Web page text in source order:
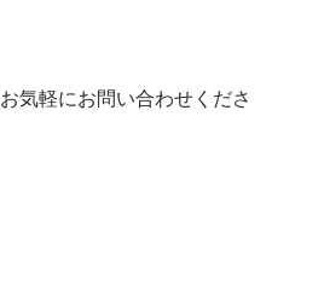
お気軽にお問い合わせくださ